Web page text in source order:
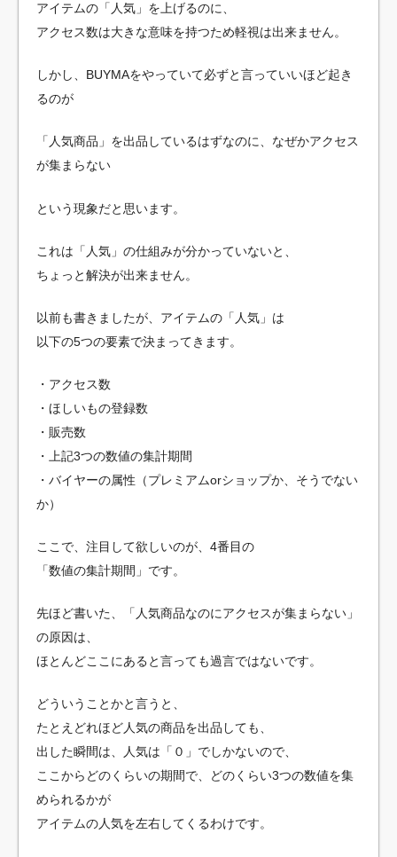
アイテムの「人気」を上げるのに、
アクセス数は大きな意味を持つため軽視は出来ません。
しかし、BUYMAをやっていて必ずと言っていいほど起き
るのが
「人気商品」を出品しているはずなのに、なぜかアクセス
が集まらない
という現象だと思います。
これは「人気」の仕組みが分かっていないと、
ちょっと解決が出来ません。
以前も書きましたが、アイテムの「人気」は
以下の5つの要素で決まってきます。
・アクセス数
・ほしいもの登録数
・販売数
・上記3つの数値の集計期間
・バイヤーの属性（プレミアムorショップか、そうでない
か）
ここで、注目して欲しいのが、4番目の
「数値の集計期間」です。
先ほど書いた、「人気商品なのにアクセスが集まらない」
の原因は、
ほとんどここにあると言っても過言ではないです。
どういうことかと言うと、
たとえどれほど人気の商品を出品しても、
出した瞬間は、人気は「０」でしかないので、
ここからどのくらいの期間で、どのくらい3つの数値を集
められるかが
アイテムの人気を左右してくるわけです。